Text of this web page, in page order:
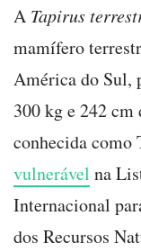
A Tapirus
mamífero
América do Sul,
300 kg e 242
conhecida como
vulnerável na
Internacional
dos Recursos